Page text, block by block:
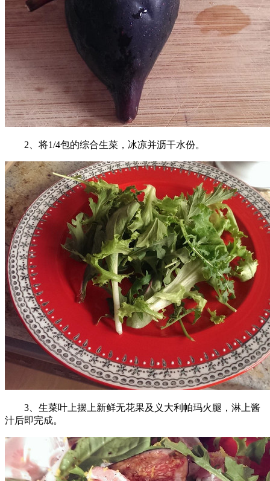
2、将1/4包的综合生菜，冰凉并沥干水份。
3、生菜叶上摆上新鲜无花果及义大利帕玛火腿，淋上酱
汁后即完成。